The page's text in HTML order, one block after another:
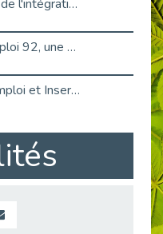
Travailler autrement : Le défi de l'intégration des maladies chroniques en entreprise
Primark recrute avec Cap Emploi 92, une matinée couronnée de succès !
Job Dating de Colombes – Emploi et Insertion
Aborder l'entretien et la situation de handicap en toute confiance
Retour sur l’atelier « Optimiser sa recherche d’emploi »